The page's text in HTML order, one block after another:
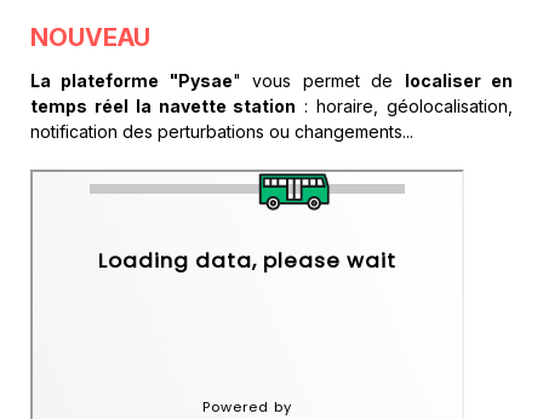
NOUVEAU
La plateforme "Pysae" vous permet de localiser en
temps réel la navette station : horaire, géolocalisation,
notification des perturbations ou changements...